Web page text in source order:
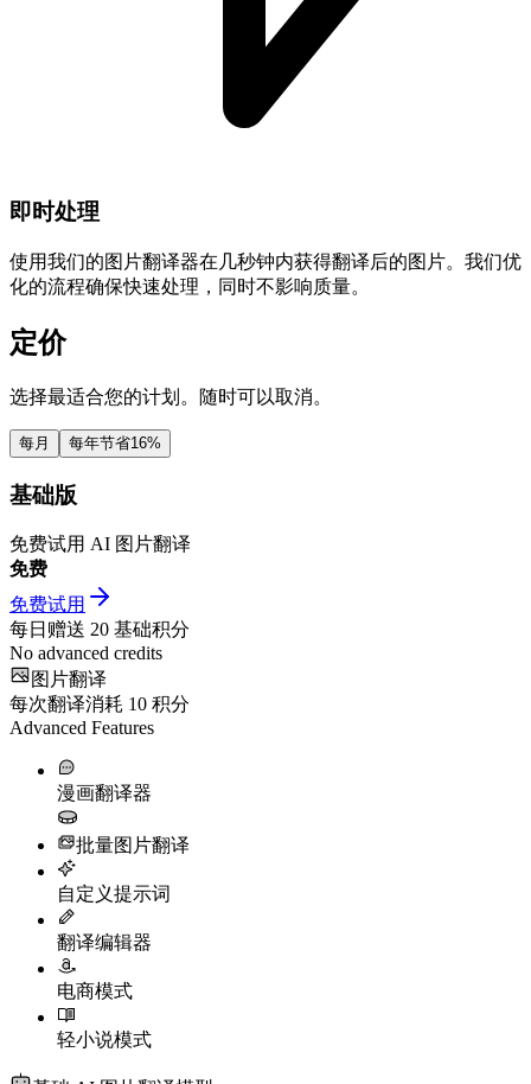
即时处理
使用我们的图片翻译器在几秒钟内获得翻译后的图片。我们优
化的流程确保快速处理，同时不影响质量。
定价
选择最适合您的计划。随时可以取消。
每月 每年节省16%
基础版
免费试用 AI 图片翻译
免费
免费试用
每日赠送 20 基础积分
No advanced credits
图片翻译
每次翻译消耗 10 积分
Advanced Features
漫画翻译器
批量图片翻译
自定义提示词
翻译编辑器
电商模式
轻小说模式